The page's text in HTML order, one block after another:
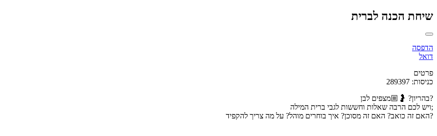
שיחת הכנה לברית
הדפסה
דואל
פרטים
כניסות: 289397
בהריון? 🤰🏼מצפים לבן?
ויש לכם הרבה שאלות וחששות לגבי ברית המילה;
האם זה כואב? האם זה מסוכן? איך בוחרים מוהל? על מה צריך להקפיד?